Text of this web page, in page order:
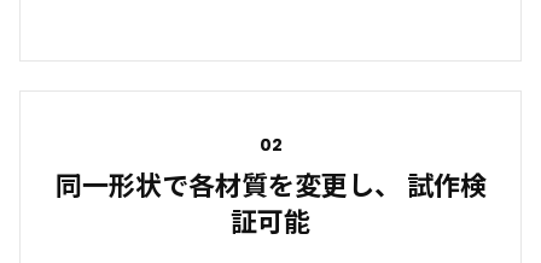
02
同一形状で各材質を変更し、 試作検
証可能